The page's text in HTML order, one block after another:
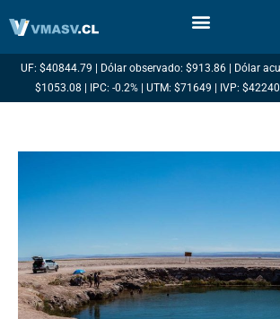
UF: $40844.79 | Dólar observado: $913.86 | Dólar
$1053.08 | IPC: -0.2% | UTM: $71649 | IVP: